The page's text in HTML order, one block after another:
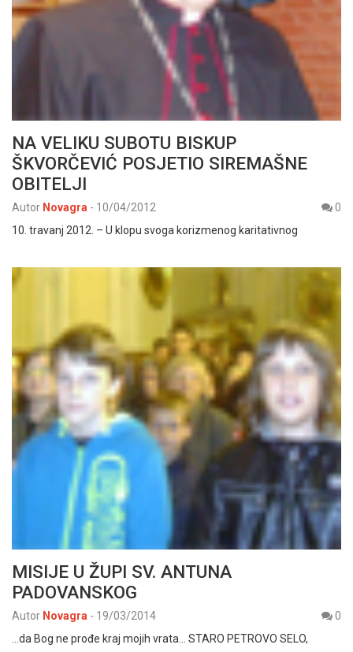
NA VELIKU SUBOTU BISKUP
ŠKVORČEVIĆ POSJETIO SIREMAŠNE
OBITELJI
Autor Novagra - 10/04/2012
0
10. travanj 2012. – U klopu svoga korizmenog karitativnog
MISIJE U ŽUPI SV. ANTUNA
PADOVANSKOG
Autor Novagra - 19/03/2014
0
…da Bog ne prođe kraj mojih vrata… STARO PETROVO SELO,